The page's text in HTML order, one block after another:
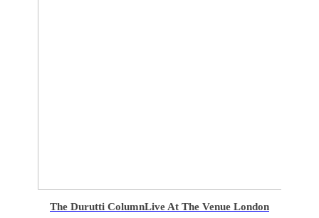
The Durutti ColumnLive At The Venue London